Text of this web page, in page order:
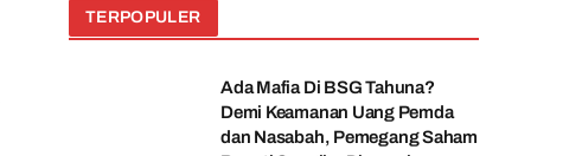
TERPOPULER
Ada Mafia Di BSG Tahuna?
Demi Keamanan Uang Pemda
dan Nasabah, Pemegang Saham